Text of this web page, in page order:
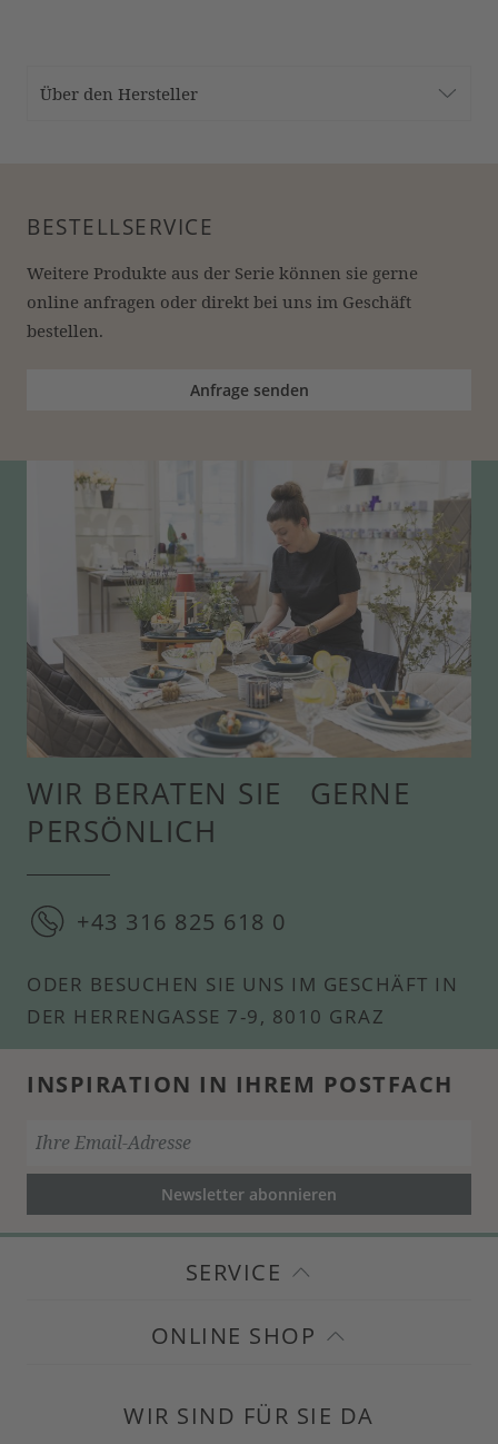
Über den Hersteller
BESTELLSERVICE
Weitere Produkte aus der Serie können sie gerne
online anfragen oder direkt bei uns im Geschäft
bestellen.
Anfrage senden
WIR BERATEN SIE GERNE
PERSÖNLICH
+43 316 825 618 0
ODER BESUCHEN SIE UNS IM GESCHÄFT IN
DER HERRENGASSE 7-9, 8010 GRAZ
INSPIRATION IN IHREM POSTFACH
Newsletter abonnieren
SERVICE
ONLINE SHOP
WIR SIND FÜR SIE DA